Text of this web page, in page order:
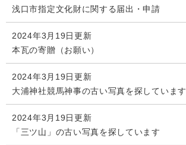
浅口市指定文化財に関する届出・申請
2024年3月19日更新
本瓦の寄贈（お願い）
2024年3月19日更新
大浦神社競馬神事の古い写真を探しています
2024年3月19日更新
「三ツ山」の古い写真を探しています